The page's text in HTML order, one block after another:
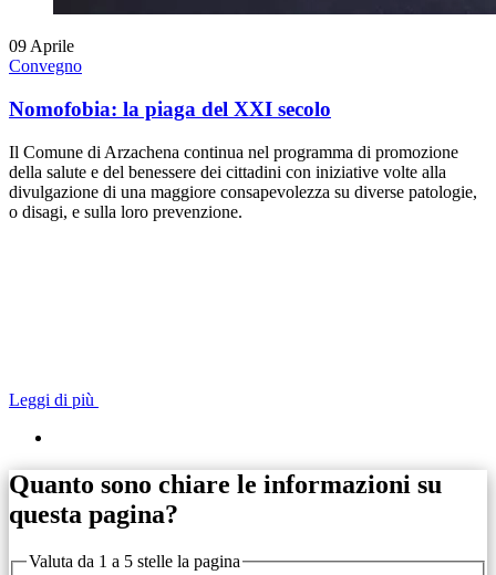
09Aprile
Convegno
Nomofobia: la piaga del XXI secolo
Il Comune di Arzachena continua nel programma di promozione
della salute e del benessere dei cittadini con iniziative volte alla
divulgazione di una maggiore consapevolezza su diverse patologie,
o disagi, e sulla loro prevenzione.
Leggi di più
Quanto sono chiare le informazioni su
questa pagina?
Valuta da 1 a 5 stelle la pagina